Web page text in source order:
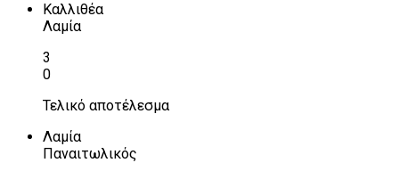
Καλλιθέα
Λαμία
3
0
Τελικό αποτέλεσμα
Λαμία
Παναιτωλικός